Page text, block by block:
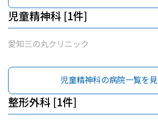
児童精神科 [1件]
愛知三の丸クリニック
児童精神科の病院一覧を
整形外科 [1件]